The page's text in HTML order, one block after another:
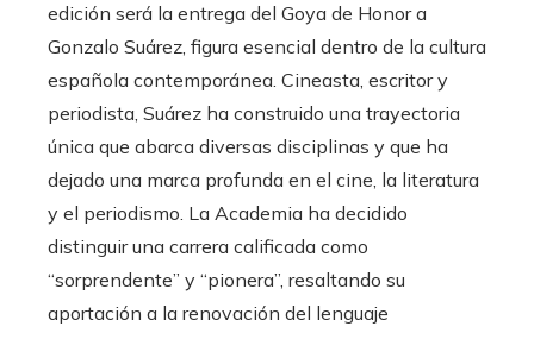
edición será la entrega del Goya de Honor a
Gonzalo Suárez, figura esencial dentro de la cultura
española contemporánea. Cineasta, escritor y
periodista, Suárez ha construido una trayectoria
única que abarca diversas disciplinas y que ha
dejado una marca profunda en el cine, la literatura
y el periodismo. La Academia ha decidido
distinguir una carrera calificada como
“sorprendente” y “pionera”, resaltando su
aportación a la renovación del lenguaje